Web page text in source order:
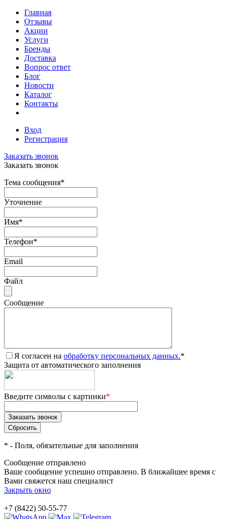
Главная
Отзывы
Акции
Услуги
Бренды
Доставка
Вопрос ответ
Блог
Новости
Каталог
Контакты
Вход
Регистрация
Заказать звонок
Заказать звонок
Тема сообщения*
Уточнение
Имя*
Телефон*
Email
Файл
Сообщение
Я согласен на обработку персональных данных.*
Защита от автоматического заполнения
Введите символы с картинки*
* - Поля, обязательные для заполнения
Сообщение отправлено
Ваше сообщение успешно отправлено. В ближайшее время с
Вами свяжется наш специалист
Закрыть окно
+7 (8422) 50-55-77